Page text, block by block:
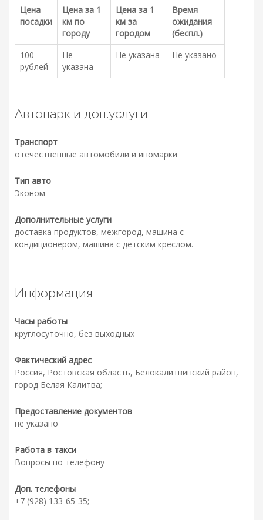
Цена
посадки
Цена за 1
км по
городу
Цена за 1
км за
городом
Время
ожидания
(беспл.)
100
рублей
Не
указана
Не указана Не указано
Автопарк и доп.услуги
Транспорт
отечественные автомобили и иномарки
Тип авто
Эконом
Дополнительные услуги
доставка продуктов, межгород, машина с
кондиционером, машина с детским креслом.
Информация
Часы работы
круглосуточно, без выходных
Фактический адрес
Россия, Ростовская область, Белокалитвинский район,
город Белая Калитва;
Предоставление документов
не указано
Работа в такси
Вопросы по телефону
Доп. телефоны
+7 (928) 133-65-35;